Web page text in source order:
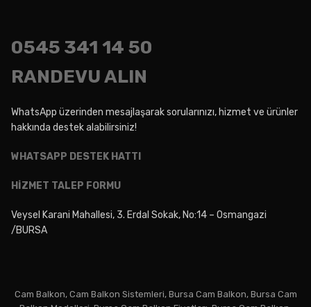
0545 341 14 50
RANDEVU ALIN
WhatsApp üzerinden mesajlaşarak sorularınızı, hizmet ve ürünler
hakkında destek alabilirsiniz!
WHATSAPP DESTEK HATTI
HİZMET TALEP FORMU
Veysel Karani Mahallesi, 3. Erdal Sokak, No:14 – Osmangazi
/BURSA
Cam Balkon, Cam Balkon Sistemleri, Bursa Cam Balkon, Bursa Cam